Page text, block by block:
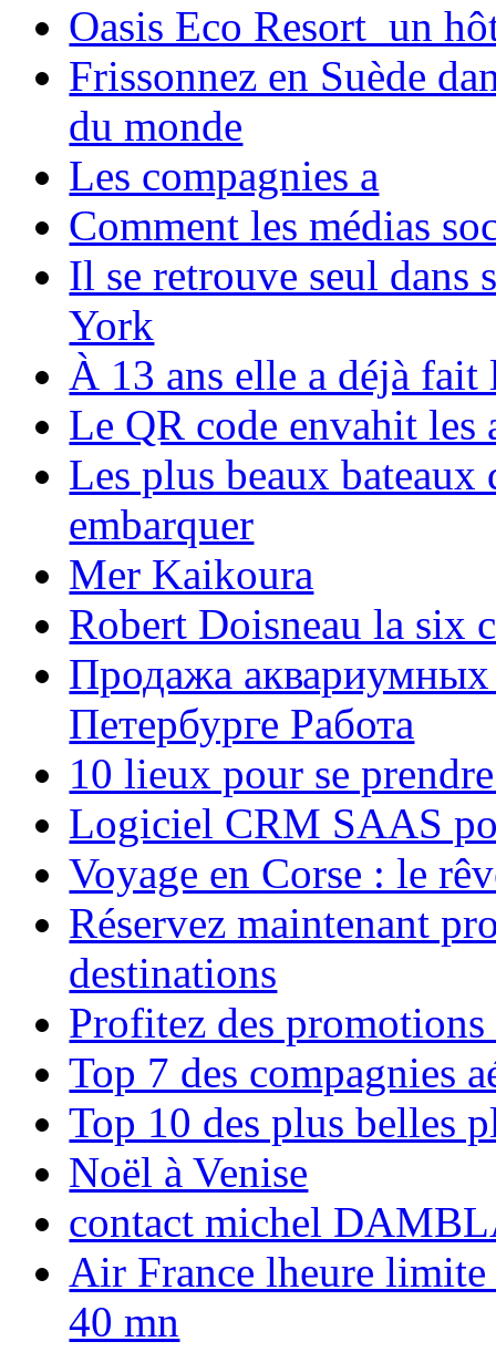
Oasis Eco Resort un
Frissonnez en Suède
du monde
Les compagnies a
Comment les médias
Il se retrouve seul dans
York
À 13 ans elle a déjà
Le QR code envahit les
Les plus beaux bateaux
embarquer
Mer Kaikoura
Robert Doisneau la six
Продажа аквариумных
Петербурге Работа
10 lieux pour se
Logiciel CRM SAAS
Voyage en Corse : le
Réservez maintenant
destinations
Profitez des
Top 7 des compagnies
Top 10 des plus belles
Noël à Venise
contact michel
Air France lheure limite
40 mn